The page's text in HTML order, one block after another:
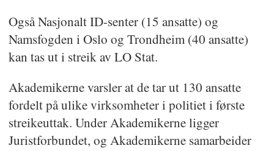
Også Nasjonalt ID-senter (15 ansatte) og
Namsfogden i Oslo og Trondheim (40 ansatte)
kan tas ut i streik av LO Stat.
Akademikerne varsler at de tar ut 130 ansatte
fordelt på ulike virksomheter i politiet i første
streikeuttak. Under Akademikerne ligger
Juristforbundet, og Akademikerne samarbeider